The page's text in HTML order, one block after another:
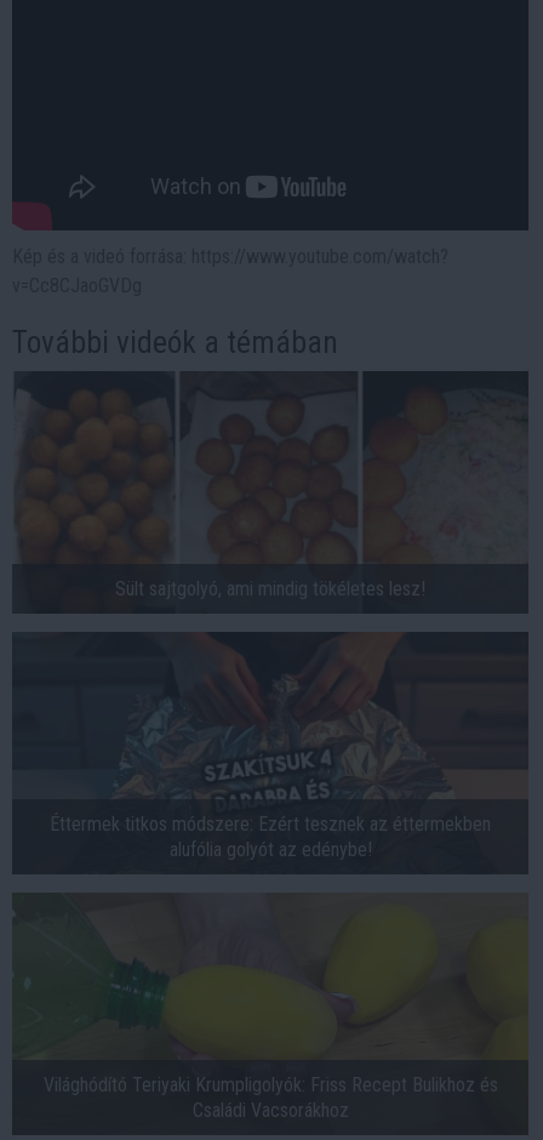
További videók a témában
Sült sajtgolyó, ami mindig tökéletes lesz!
Éttermek titkos módszere: Ezért tesznek az éttermekben
alufólia golyót az edénybe!
Világhódító Teriyaki Krumpligolyók: Friss Recept Bulikhoz és
Családi Vacsorákhoz